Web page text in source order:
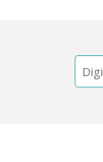
E-
mail